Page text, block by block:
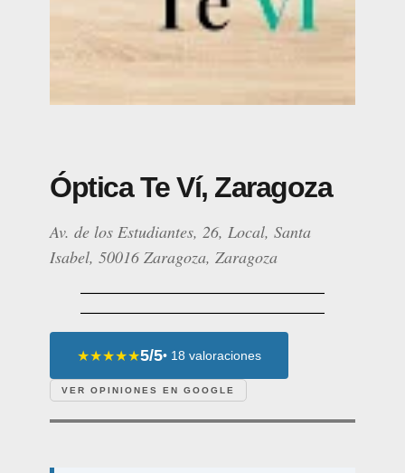
Óptica Te Ví, Zaragoza
Av. de los Estudiantes, 26, Local, Santa
Isabel, 50016 Zaragoza, Zaragoza
★★★★★5/5• 18 valoraciones
VER OPINIONES EN GOOGLE